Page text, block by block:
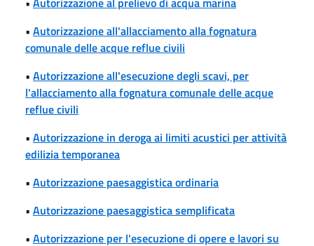
• Autorizzazione all'allacciamento alla fognatura
comunale delle acque reflue civili
• Autorizzazione all'esecuzione degli scavi, per
l'allacciamento alla fognatura comunale delle acque
reflue civili
• Autorizzazione in deroga ai limiti acustici per attività
edilizia temporanea
• Autorizzazione paesaggistica ordinaria
• Autorizzazione paesaggistica semplificata
• Autorizzazione per l'esecuzione di opere e lavori su